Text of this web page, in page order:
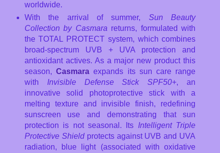
worldwide.
With the arrival of summer, Sun Beauty
Collection by Casmara returns, formulated with
the TOTAL PROTECT system, which combines
broad-spectrum UVB + UVA protection and
antioxidant actives. As a major new product this
season, Casmara expands its sun care range
with Invisible Defense Stick SPF50+, an
innovative solid photoprotective stick with a
melting texture and invisible finish, redefining
sunscreen use and demonstrating that sun
protection is not seasonal. Its Intelligent Triple
Protective Shieldprotects against UVB and UVA
radiation, blue light (associated with oxidative